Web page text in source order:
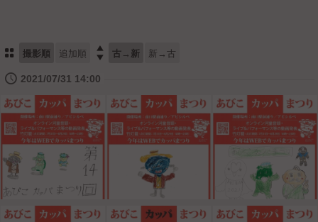
⚏ 撮影順 追加順  古→新 新→古
🕔 2021/07/31 14:00